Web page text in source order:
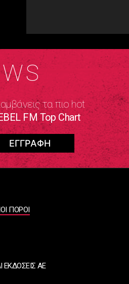
τα πιο hot
FM Top Chart
ΠΟΡΟΙ
ΕΚΔΟΣΕΙΣ ΑΕ